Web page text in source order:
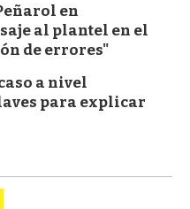
en
al plantel en el
de errores"
a nivel
para explicar